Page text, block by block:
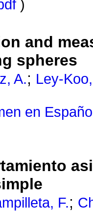
)
and
spheres
A.; Ley-
en
F.;